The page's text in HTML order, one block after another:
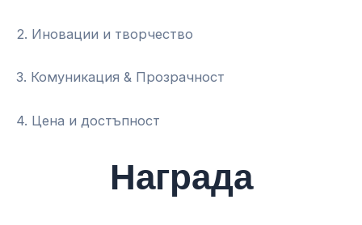
2. Иновации и творчество
3. Комуникация & Прозрачност
4. Цена и достъпност
Награда